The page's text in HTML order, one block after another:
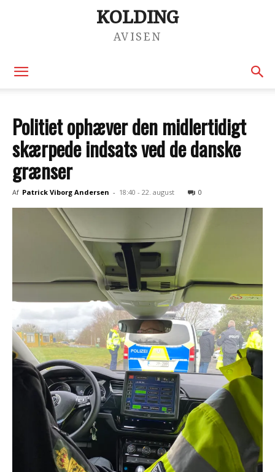
KOLDING
AVISEN
Politiet ophæver den midlertidigt
skærpede indsats ved de danske
grænser
Af Patrick Viborg Andersen - 18:40 - 22. august 0